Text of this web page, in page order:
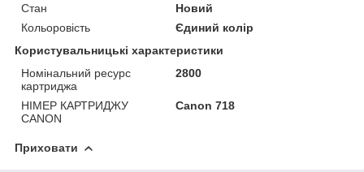
Стан
Новий
Кольоровість
Єдиний колір
Користувальницькі характеристики
Номінальний ресурс
картриджа
2800
НІМЕР КАРТРИДЖУ
CANON
Canon 718
Приховати